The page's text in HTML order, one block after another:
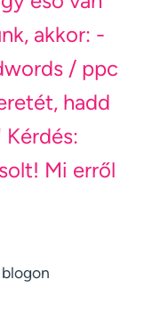
akkor: -
/ ppc
hadd
Mi erről